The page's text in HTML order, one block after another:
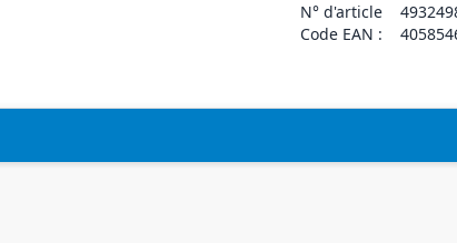
N° d'article
Code EAN :